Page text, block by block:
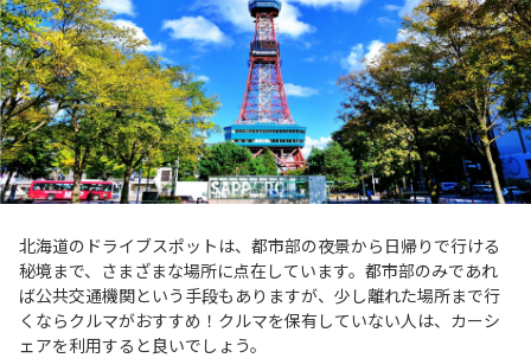
北海道のドライブスポットは、都市部の夜景から日帰りで行ける
秘境まで、さまざまな場所に点在しています。都市部のみであれ
ば公共交通機関という手段もありますが、少し離れた場所まで行
くならクルマがおすすめ！クルマを保有していない人は、カーシ
ェアを利用すると良いでしょう。